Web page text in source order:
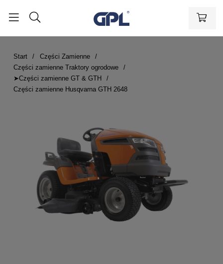
Start
Części Zamienne
Części zamienne Traktory ogrodowe
➤Części zamienne GT & GTH
Części zamienne Husqvarna GTH 2648